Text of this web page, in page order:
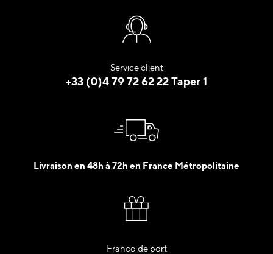
Service client
+33 (0)4 79 72 62 22 Taper 1
Livraison en 48h à 72h en France Métropolitaine
Franco de port